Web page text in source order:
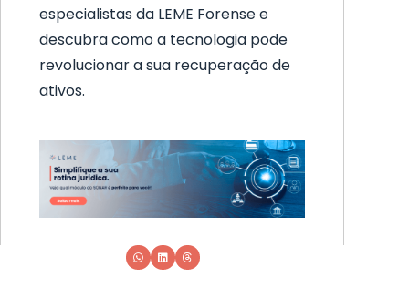
especialistas da LEME Forense e
descubra como a tecnologia pode
revolucionar a sua recuperação de
ativos.